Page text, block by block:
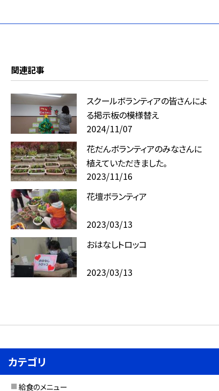
関連記事
スクールボランティアの皆さんによ
る掲示板の模様替え
2024/11/07
花だんボランティアのみなさんに
植えていただきました。
2023/11/16
花壇ボランティア
2023/03/13
おはなしトロッコ
2023/03/13
カテゴリ
給食のメニュー